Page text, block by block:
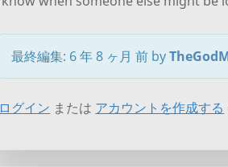
最終編集: 6 年 8 ヶ月 前 by
ログイン または アカウントを作成する